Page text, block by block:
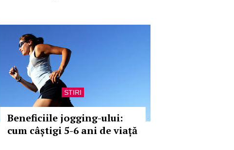
STIRI
Beneficiile jogging-ului:
cum câștigi 5-6 ani de viață